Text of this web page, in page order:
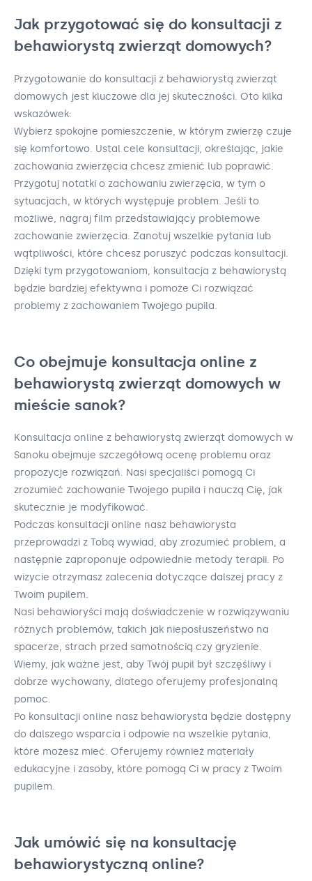
Jak przygotować się do konsultacji z
behawiorystą zwierząt domowych?
Przygotowanie do konsultacji z behawiorystą zwierząt
domowych jest kluczowe dla jej skuteczności. Oto kilka
wskazówek:
Wybierz spokojne pomieszczenie, w którym zwierzę czuje
się komfortowo. Ustal cele konsultacji, określając, jakie
zachowania zwierzęcia chcesz zmienić lub poprawić.
Przygotuj notatki o zachowaniu zwierzęcia, w tym o
sytuacjach, w których występuje problem. Jeśli to
możliwe, nagraj film przedstawiający problemowe
zachowanie zwierzęcia. Zanotuj wszelkie pytania lub
wątpliwości, które chcesz poruszyć podczas konsultacji.
Dzięki tym przygotowaniom, konsultacja z behawiorystą
będzie bardziej efektywna i pomoże Ci rozwiązać
problemy z zachowaniem Twojego pupila.
Co obejmuje konsultacja online z
behawiorystą zwierząt domowych w
mieście sanok?
Konsultacja online z behawiorystą zwierząt domowych w
Sanoku obejmuje szczegółową ocenę problemu oraz
propozycje rozwiązań. Nasi specjaliści pomogą Ci
zrozumieć zachowanie Twojego pupila i nauczą Cię, jak
skutecznie je modyfikować.
Podczas konsultacji online nasz behawiorysta
przeprowadzi z Tobą wywiad, aby zrozumieć problem, a
następnie zaproponuje odpowiednie metody terapii. Po
wizycie otrzymasz zalecenia dotyczące dalszej pracy z
Twoim pupilem.
Nasi behawioryści mają doświadczenie w rozwiązywaniu
różnych problemów, takich jak nieposłuszeństwo na
spacerze, strach przed samotnością czy gryzienie.
Wiemy, jak ważne jest, aby Twój pupil był szczęśliwy i
dobrze wychowany, dlatego oferujemy profesjonalną
pomoc.
Po konsultacji online nasz behawiorysta będzie dostępny
do dalszego wsparcia i odpowie na wszelkie pytania,
które możesz mieć. Oferujemy również materiały
edukacyjne i zasoby, które pomogą Ci w pracy z Twoim
pupilem.
Jak umówić się na konsultację
behawiorystyczną online?